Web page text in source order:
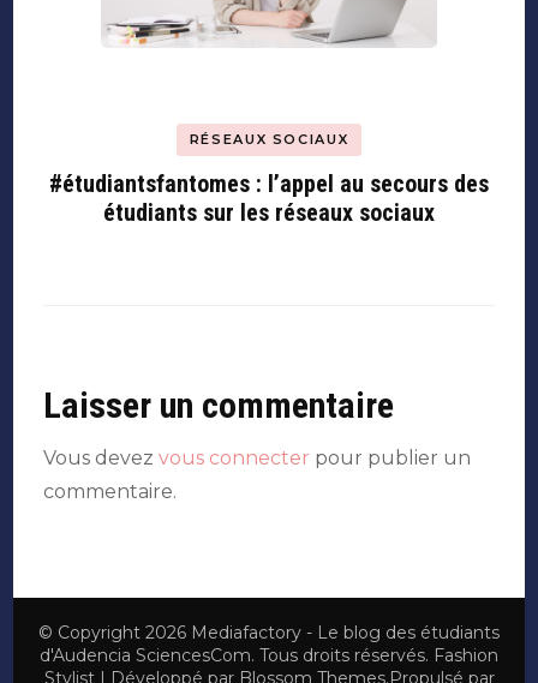
RÉSEAUX SOCIAUX
#étudiantsfantomes : l’appel au secours des
étudiants sur les réseaux sociaux
Laisser un commentaire
Vous devezvous connecter pour publier un
commentaire.
© Copyright 2026 Mediafactory - Le blog des étudiants
d'Audencia SciencesCom. Tous droits réservés. Fashion
Stylist | Développé par Blossom Themes.Propulsé par